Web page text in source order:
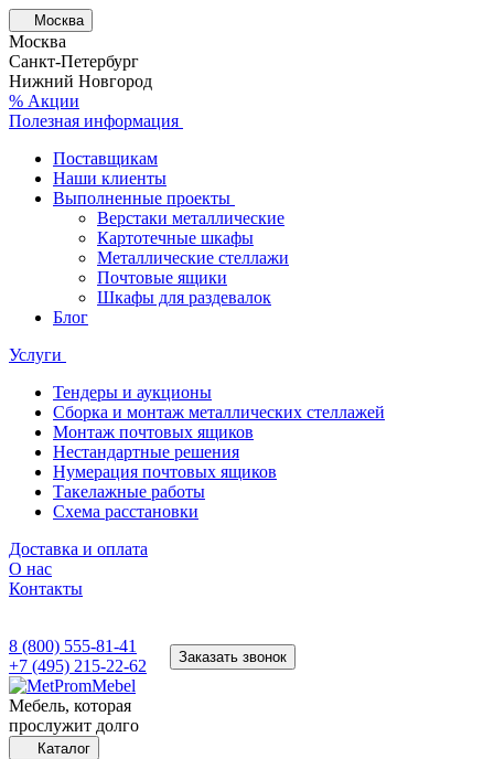
Москва
Москва
Санкт-Петербург
Нижний Новгород
% Акции
Полезная информация
Поставщикам
Наши клиенты
Выполненные проекты
Верстаки металлические
Картотечные шкафы
Металлические стеллажи
Почтовые ящики
Шкафы для раздевалок
Блог
Услуги
Тендеры и аукционы
Сборка и монтаж металлических стеллажей
Монтаж почтовых ящиков
Нестандартные решения
Нумерация почтовых ящиков
Такелажные работы
Схема расстановки
Доставка и оплата
О нас
Контакты
8 (800) 555-81-41
+7 (495) 215-22-62
Заказать звонок
Мебель, которая
прослужит долго
Каталог